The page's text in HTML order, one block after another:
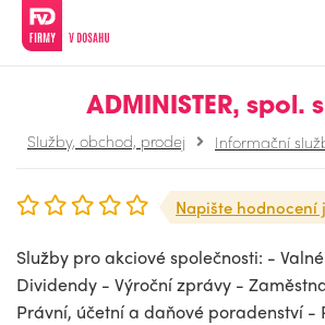
ADMINISTER, spol.
Služby, obchod, prodej Informační
Napište hodnocení
Služby pro akciové společnosti: -
Dividendy - Výroční zprávy -
Právní, účetní a daňové poradenství -